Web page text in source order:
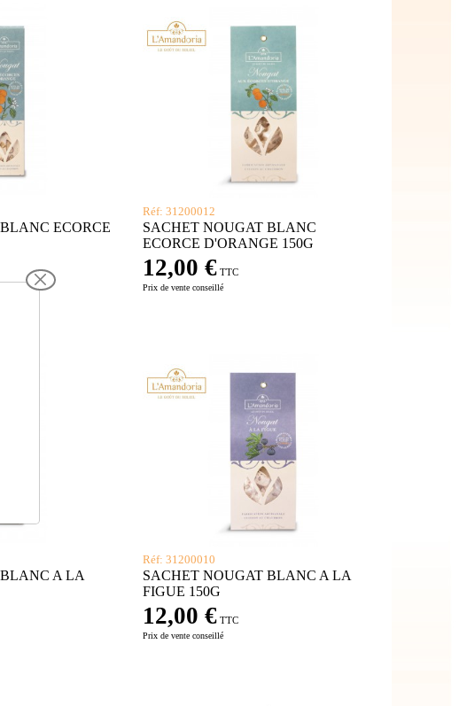
ECORCE
Réf: 31200012
SACHET NOUGAT BLANC
ECORCE D'ORANGE 150G
12,00 € TTC
Prix de vente conseillé
A LA
Réf: 31200010
SACHET NOUGAT BLANC A LA
FIGUE 150G
12,00 € TTC
Prix de vente conseillé